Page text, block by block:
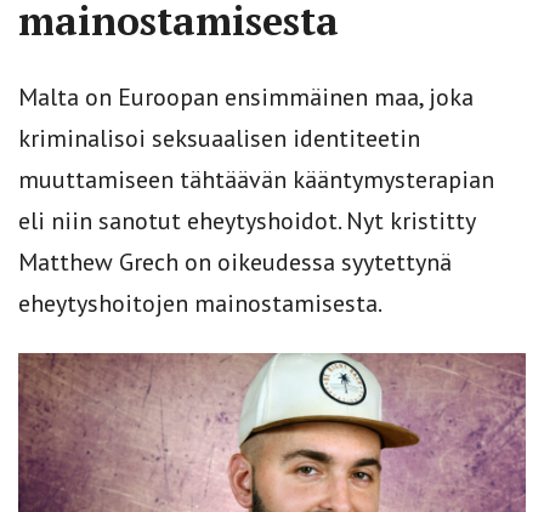
mainostamisesta
Malta on Euroopan ensimmäinen maa, joka
kriminalisoi seksuaalisen identiteetin
muuttamiseen tähtäävän kääntymysterapian
eli niin sanotut eheytyshoidot. Nyt kristitty
Matthew Grech on oikeudessa syytettynä
eheytyshoitojen mainostamisesta.